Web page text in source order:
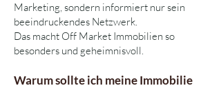
Marketing, sondern informiert nur sein
beeindruckendes Netzwerk.
Das macht Off Market Immobilien so
besonders und geheimnisvoll.
Warum sollte ich meine Immobilie